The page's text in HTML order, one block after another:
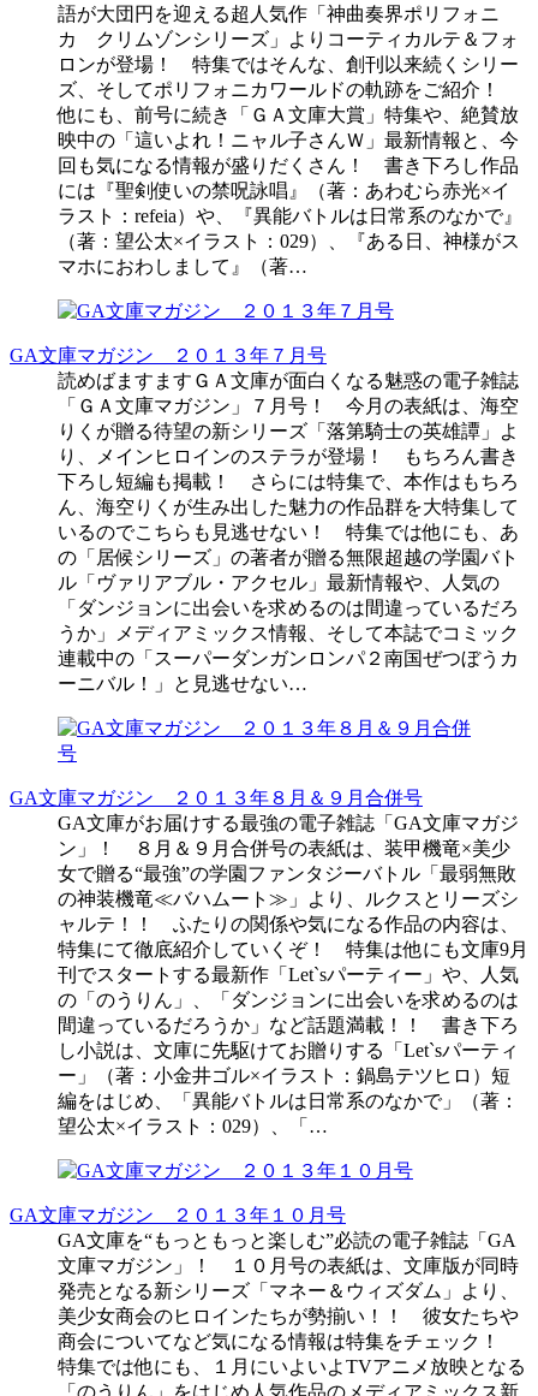
語が大団円を迎える超人気作「神曲奏界ポリフォニ
カ クリムゾンシリーズ」よりコーティカルテ＆フォ
ロンが登場！ 特集ではそんな、創刊以来続くシリー
ズ、そしてポリフォニカワールドの軌跡をご紹介！
他にも、前号に続き「ＧＡ文庫大賞」特集や、絶賛放
映中の「這いよれ！ニャル子さんＷ」最新情報と、今
回も気になる情報が盛りだくさん！ 書き下ろし作品
には『聖剣使いの禁呪詠唱』（著：あわむら赤光×イ
ラスト：refeia）や、『異能バトルは日常系のなかで』
（著：望公太×イラスト：029）、『ある日、神様がス
マホにおわしまして』（著…
GA文庫マガジン ２０１３年７月号
読めばますますＧＡ文庫が面白くなる魅惑の電子雑誌
「ＧＡ文庫マガジン」７月号！ 今月の表紙は、海空
りくが贈る待望の新シリーズ「落第騎士の英雄譚」よ
り、メインヒロインのステラが登場！ もちろん書き
下ろし短編も掲載！ さらには特集で、本作はもちろ
ん、海空りくが生み出した魅力の作品群を大特集して
いるのでこちらも見逃せない！ 特集では他にも、あ
の「居候シリーズ」の著者が贈る無限超越の学園バト
ル「ヴァリアブル・アクセル」最新情報や、人気の
「ダンジョンに出会いを求めるのは間違っているだろ
うか」メディアミックス情報、そして本誌でコミック
連載中の「スーパーダンガンロンパ２南国ぜつぼうカ
ーニバル！」と見逃せない…
GA文庫マガジン ２０１３年８月＆９月合併号
GA文庫がお届けする最強の電子雑誌「GA文庫マガジ
ン」！ ８月＆９月合併号の表紙は、装甲機竜×美少
女で贈る“最強”の学園ファンタジーバトル「最弱無敗
の神装機竜≪バハムート≫」より、ルクスとリーズシ
ャルテ！！ ふたりの関係や気になる作品の内容は、
特集にて徹底紹介していくぞ！ 特集は他にも文庫9月
刊でスタートする最新作「Let`sパーティー」や、人気
の「のうりん」、「ダンジョンに出会いを求めるのは
間違っているだろうか」など話題満載！！ 書き下ろ
し小説は、文庫に先駆けてお贈りする「Let`sパーティ
ー」（著：小金井ゴル×イラスト：鍋島テツヒロ）短
編をはじめ、「異能バトルは日常系のなかで」（著：
望公太×イラスト：029）、「…
GA文庫マガジン ２０１３年１０月号
GA文庫を“もっともっと楽しむ”必読の電子雑誌「GA
文庫マガジン」！ １０月号の表紙は、文庫版が同時
発売となる新シリーズ「マネー＆ウィズダム」より、
美少女商会のヒロインたちが勢揃い！！ 彼女たちや
商会についてなど気になる情報は特集をチェック！
特集では他にも、１月にいよいよTVアニメ放映となる
「のうりん」をはじめ人気作品のメディアミックス新